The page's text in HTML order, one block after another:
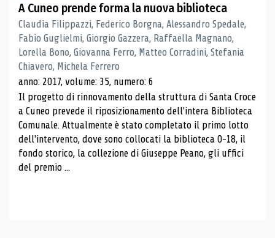
A Cuneo prende forma la nuova biblioteca
Claudia Filippazzi, Federico Borgna, Alessandro Spedale,
Fabio Guglielmi, Giorgio Gazzera, Raffaella Magnano,
Lorella Bono, Giovanna Ferro, Matteo Corradini, Stefania
Chiavero, Michela Ferrero
anno: 2017, volume: 35, numero: 6
Il progetto di rinnovamento della struttura di Santa Croce
a Cuneo prevede il riposizionamento dell'intera Biblioteca
Comunale. Attualmente è stato completato il primo lotto
dell'intervento, dove sono collocati la biblioteca 0-18, il
fondo storico, la collezione di Giuseppe Peano, gli uffici
del premio ...